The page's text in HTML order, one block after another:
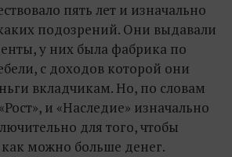
пять лет и изначально
подозрений. Они выдавали
у них была фабрика по
с доходов которой они
вкладчикам. Но, по словам
и «Наследие» изначально
для того, чтобы
можно больше денег.